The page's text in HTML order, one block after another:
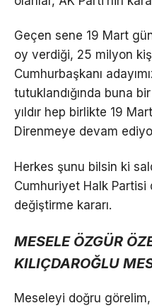
Geçen sene 19 Mart
oy verdiği, 25 milyon
Cumhurbaşkanı
tutuklandığında buna
yıldır hep birlikte 19
Direnmeye devam
Herkes şunu bilsin ki
Cumhuriyet Halk Partisi
değiştirme kararı.
MESELE ÖZGÜR
KILIÇDAROĞLU
Meseleyi doğru